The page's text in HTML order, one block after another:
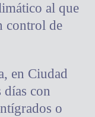
al que
control de
en Ciudad
días con
o